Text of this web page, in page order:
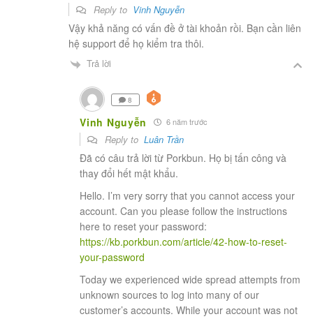
Reply to Vinh Nguyễn
Vậy khả năng có vấn đề ở tài khoản rồi. Bạn cần liên
hệ support để họ kiểm tra thôi.
Trả lời
8
Vinh Nguyễn 6 năm trước
Reply toLuân Trần
Đã có câu trả lời từ Porkbun. Họ bị tấn công và
thay đổi hết mật khẩu.
Hello. I’m very sorry that you cannot access your
account. Can you please follow the instructions
here to reset your password:
https://kb.porkbun.com/article/42-how-to-reset-
your-password
Today we experienced wide spread attempts from
unknown sources to log into many of our
customer’s accounts. While your account was not